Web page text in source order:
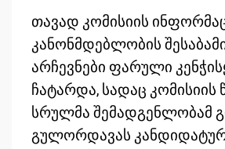
თავად კომისიის
კანონმდებლობის
არჩევნები ფარული
ჩატარდა, სადაც კომისიის
სრულმა შემადგენლობამ
გულორდავას